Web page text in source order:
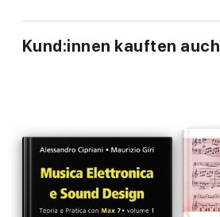
Kund:innen kauften auch